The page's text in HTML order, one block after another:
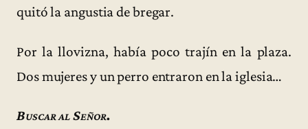
quitó la angustia de bregar.
Por la llovizna, había poco trajín en la plaza.
Dos mujeres y un perro entraron en la iglesia…
Buscar al Señor.